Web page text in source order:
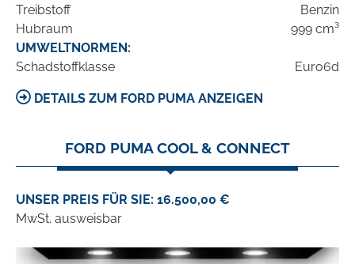
Treibstoff
Benzin
Hubraum
999 cm³
UMWELTNORMEN:
Schadstoffklasse
Euro6d
DETAILS ZUM FORD PUMA ANZEIGEN
FORD PUMA COOL & CONNECT
UNSER PREIS FÜR SIE: 16.500,00 €
MwSt. ausweisbar